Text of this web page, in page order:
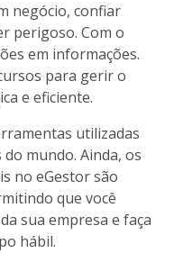
negócio, confiar
perigoso. Com o
em informações.
para gerir o
e eficiente.
utilizadas
mundo. Ainda, os
no eGestor são
que você
sua empresa e faça
hábil.